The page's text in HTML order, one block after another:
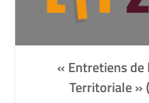
« Entretiens de
Territoriale »